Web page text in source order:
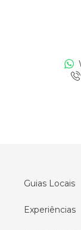
Guias Locais
Experiências